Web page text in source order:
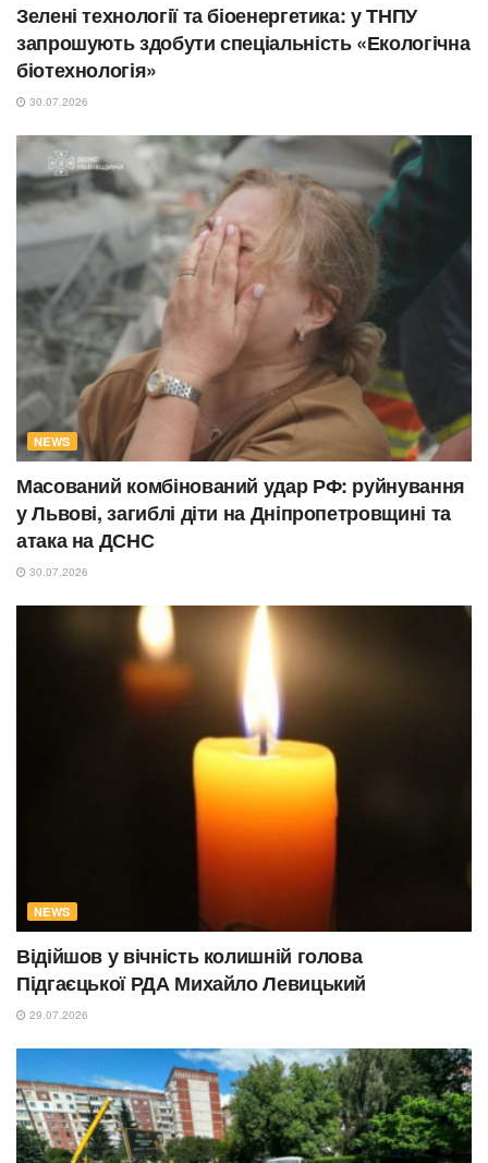
Зелені технології та біоенергетика: у ТНПУ
запрошують здобути спеціальність «Екологічна
біотехнологія»
30.07.2026
NEWS
Масований комбінований удар РФ: руйнування
у Львові, загиблі діти на Дніпропетровщині та
атака на ДСНС
30.07.2026
NEWS
Відійшов у вічність колишній голова
Підгаєцької РДА Михайло Левицький
29.07.2026